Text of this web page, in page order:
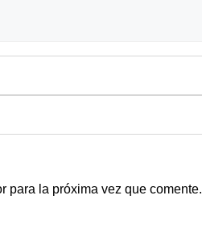
para la próxima vez que comente.